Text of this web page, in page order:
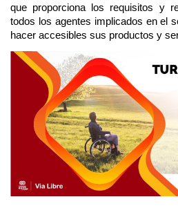
que proporciona los requisitos y
todos los agentes implicados en el
hacer accesibles sus productos y